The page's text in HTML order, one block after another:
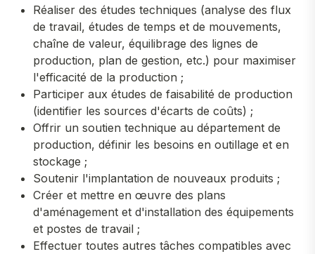
Réaliser des études techniques (analyse des flux
de travail, études de temps et de mouvements,
chaîne de valeur, équilibrage des lignes de
production, plan de gestion, etc.) pour maximiser
l'efficacité de la production ;
Participer aux études de faisabilité de production
(identifier les sources d'écarts de coûts) ;
Offrir un soutien technique au département de
production, définir les besoins en outillage et en
stockage ;
Soutenir l'implantation de nouveaux produits ;
Créer et mettre en œuvre des plans
d'aménagement et d'installation des équipements
et postes de travail ;
Effectuer toutes autres tâches compatibles avec